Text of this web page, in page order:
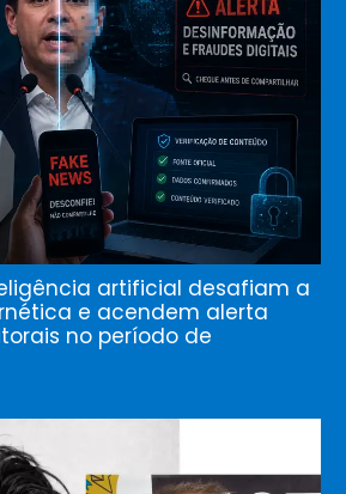
artificial desafiam a
e acendem alerta
no período de